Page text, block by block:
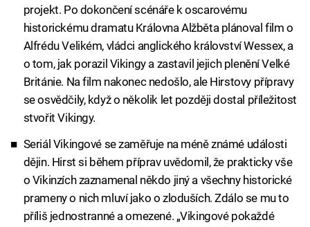
projekt. Po dokončení scénáře k oscarovému
historickému dramatu Královna Alžběta plánoval film o
Alfrédu Velikém, vládci anglického království Wessex, a
o tom, jak porazil Vikingy a zastavil jejich plenění Velké
Británie. Na film nakonec nedošlo, ale Hirstovy přípravy
se osvědčily, když o několik let později dostal příležitost
stvořit Vikingy.
Seriál Vikingové se zaměřuje na méně známé události
dějin. Hirst si během příprav uvědomil, že prakticky vše
o Vikinzích zaznamenal někdo jiný a všechny historické
prameny o nich mluví jako o zloduších. Zdálo se mu to
příliš jednostranné a omezené. „Vikingové pokaždé